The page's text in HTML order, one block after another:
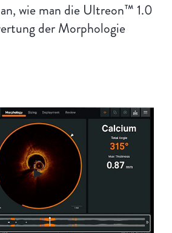
wie man die Ultreon™ 1.0
der Morphologie
►